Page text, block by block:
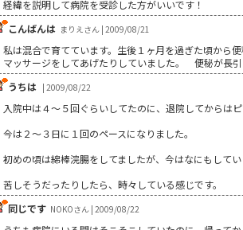
経緯を説明して病院を受診した方がいいです！
こんばんは まりえさん | 2009/08/21
私は混合で育てています。生後１ヶ月を過ぎた頃から
マッサージをしてあげたりしていました。 便秘が長
うちは | 2009/08/22
入院中は４～５回ぐらいしてたのに、退院してからは
今は２～３日に１回のペースになりました。
初めの頃は綿棒浣腸をしてましたが、今はなにもしてい
苦しそうだったりしたら、時々している感じです。
同じです NOKOさん | 2009/08/22